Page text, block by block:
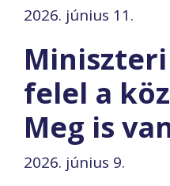
2026. június 11.
felel a
Meg is
2026. június 9.